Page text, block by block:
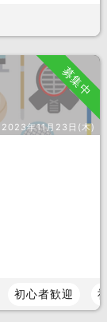
募集中
2023年11月23日(木)
初心者歓迎